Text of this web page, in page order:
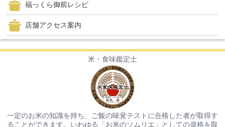
福っくら御前レシピ
店舗アクセス案内
米・食味鑑定士
一定のお米の知識を持ち、ご飯の味覚テストに合格した者が取得す
ることができます。いわゆる「お米のソムリエ」としての資格を取